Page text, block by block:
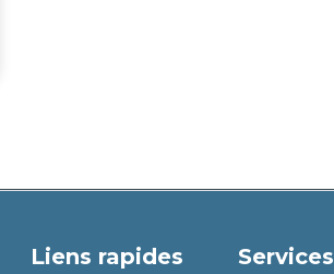
Liens rapides Services